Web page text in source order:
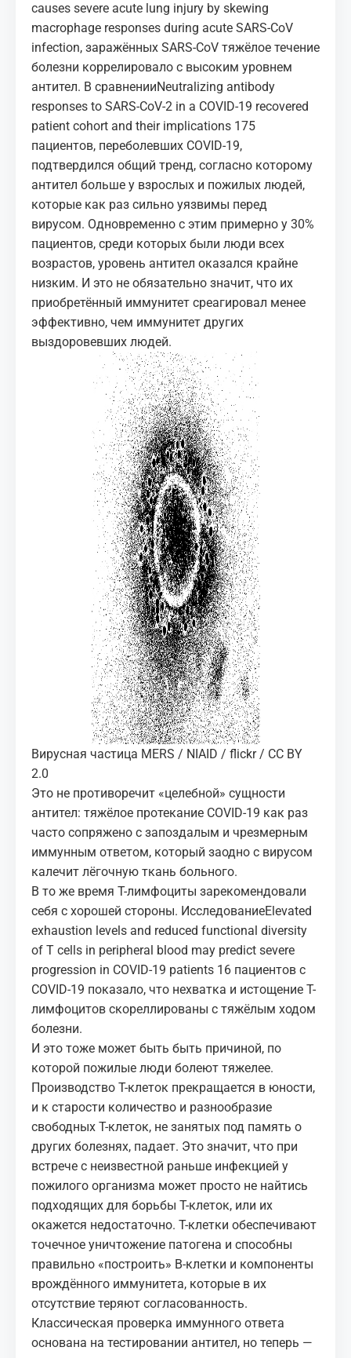
causes severe acute lung injury by skewing
macrophage responses during acute SARS-CoV
infection, заражённых SARS-CoV тяжёлое течение
болезни коррелировало с высоким уровнем
антител. В сравненииNeutralizing antibody
responses to SARS-CoV-2 in a COVID-19 recovered
patient cohort and their implications 175
пациентов, переболевших COVID-19,
подтвердился общий тренд, согласно которому
антител больше у взрослых и пожилых людей,
которые как раз сильно уязвимы перед
вирусом. Одновременно с этим примерно у 30%
пациентов, среди которых были люди всех
возрастов, уровень антител оказался крайне
низким. И это не обязательно значит, что их
приобретённый иммунитет среагировал менее
эффективно, чем иммунитет других
выздоровевших людей.
Вирусная частица MERS / NIAID / flickr / CC BY
2.0
Это не противоречит «целебной» сущности
антител: тяжёлое протекание COVID-19 как раз
часто сопряжено с запоздалым и чрезмерным
иммунным ответом, который заодно с вирусом
калечит лёгочную ткань больного.
В то же время Т-лимфоциты зарекомендовали
себя с хорошей стороны. ИсследованиеElevated
exhaustion levels and reduced functional diversity
of T cells in peripheral blood may predict severe
progression in COVID-19 patients 16 пациентов с
COVID-19 показало, что нехватка и истощение Т-
лимфоцитов скореллированы с тяжёлым ходом
болезни.
И это тоже может быть быть причиной, по
которой пожилые люди болеют тяжелее.
Производство Т-клеток прекращается в юности,
и к старости количество и разнообразие
свободных Т-клеток, не занятых под память о
других болезнях, падает. Это значит, что при
встрече с неизвестной раньше инфекцией у
пожилого организма может просто не найтись
подходящих для борьбы Т-клеток, или их
окажется недостаточно. Т-клетки обеспечивают
точечное уничтожение патогена и способны
правильно «построить» В-клетки и компоненты
врождённого иммунитета, которые в их
отсутствие теряют согласованность.
Классическая проверка иммунного ответа
основана на тестировании антител, но теперь —